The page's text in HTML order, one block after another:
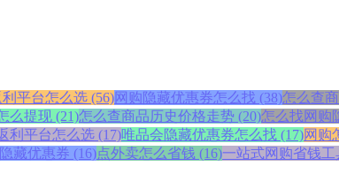
平台怎么选 (56)网购隐藏优惠券怎么找 (38)怎么查
么提现 (21)怎么查商品历史价格走势 (20)怎么找网购
利平台怎么选 (17)唯品会隐藏优惠券怎么找 (17)网购
藏优惠券 (16)点外卖怎么省钱 (16)一站式网购省钱工